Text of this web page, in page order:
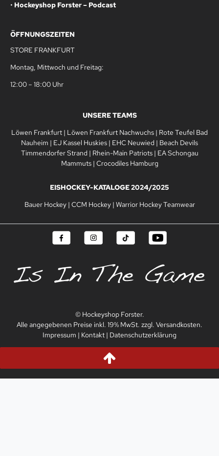
• Hockeyshop Forster – Podcast
ÖFFNUNGSZEITEN
STORE FRANKFURT
Montag, Mittwoch und Freitag:
12:00 – 18:00 Uhr
UNSERE TEAMS
Löwen Frankfurt | Löwen Frankfurt Nachwuchs | Rote Teufel Bad
Nauheim | EJ Kassel Huskies | EHC Neuwied | Beach Devils
Timmendorfer Strand | Rhein-Main Patriots| EA Schongau
Mammuts| Crocodiles Hamburg
EISHOCKEY-KATALOGE 2024/2025
Bauer Hockey| CCM Hockey| Warrior Hockey Teamwear
© Hockeyshop Forster.
Alle angegebenen Preise inkl. 19% MwSt. zzgl. Versandkosten.
Impressum | Kontakt | Datenschutzerklärung